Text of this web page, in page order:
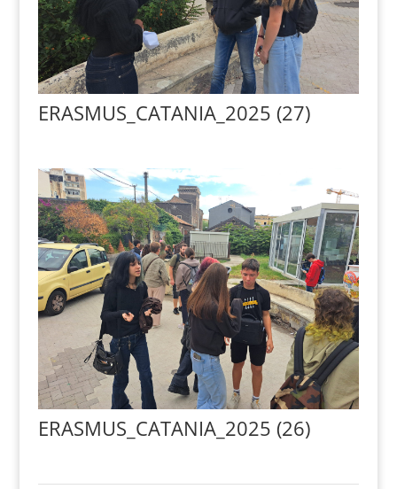
ERASMUS_CATANIA_2025 (27)
ERASMUS_CATANIA_2025 (26)